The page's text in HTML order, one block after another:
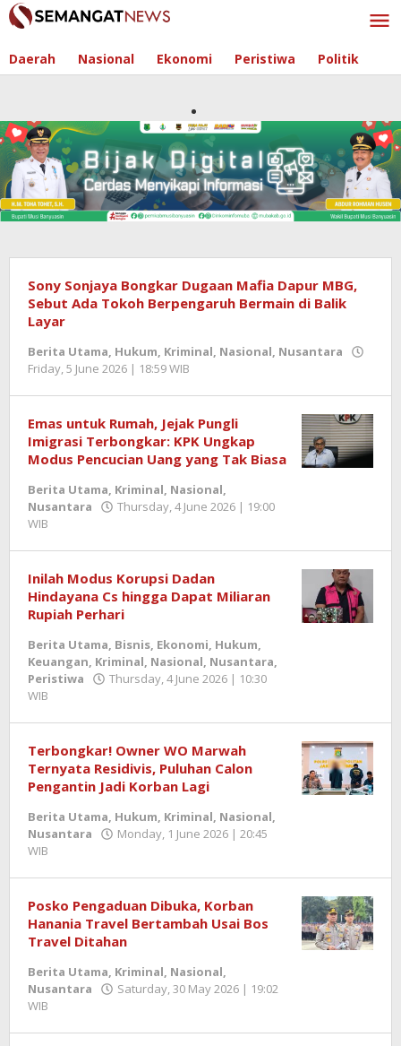
Skip
to
Daerah Nasional Ekonomi Peristiwa Politik
Sony Sonjaya Bongkar Dugaan Mafia Dapur MBG,
Sebut Ada Tokoh Berpengaruh Bermain di Balik
Layar
Berita Utama, Hukum, Kriminal, Nasional, Nusantara
Friday, 5 June 2026 | 18:59 WIB
Emas untuk Rumah, Jejak Pungli
Imigrasi Terbongkar: KPK Ungkap
Modus Pencucian Uang yang Tak Biasa
Berita Utama, Kriminal, Nasional,
Nusantara
Thursday, 4 June 2026 | 19:00
WIB
Inilah Modus Korupsi Dadan
Hindayana Cs hingga Dapat Miliaran
Rupiah Perhari
Berita Utama, Bisnis, Ekonomi, Hukum,
Keuangan, Kriminal, Nasional, Nusantara,
Peristiwa
Thursday, 4 June 2026 | 10:30
WIB
Terbongkar! Owner WO Marwah
Ternyata Residivis, Puluhan Calon
Pengantin Jadi Korban Lagi
Berita Utama, Hukum, Kriminal, Nasional,
Nusantara
Monday, 1 June 2026 | 20:45
WIB
Posko Pengaduan Dibuka, Korban
Hanania Travel Bertambah Usai Bos
Travel Ditahan
Berita Utama, Kriminal, Nasional,
Nusantara
Saturday, 30 May 2026 | 19:02
WIB